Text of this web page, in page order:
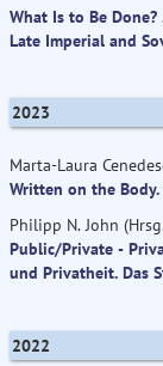
What Is to Be
Late Imperial and
2023
Marta-Laura
Written on the
Philipp N. John
Public/Private -
und Privatheit. Das
2022